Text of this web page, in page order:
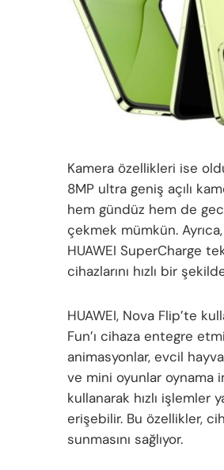
Kamera özellikleri ise
8MP ultra geniş açılı
hem gündüz hem de
çekmek mümkün.
HUAWEI SuperCharge
cihazlarını hızlı bir
HUAWEI, Nova Flip’te
Fun’ı cihaza entegre
animasyonlar, evcil
ve mini oyunlar oynama
kullanarak hızlı
erişebilir. Bu özellikler,
sunmasını sağlıyor.